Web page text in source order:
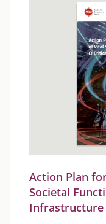
Action Plan
Societal
Infrastructure